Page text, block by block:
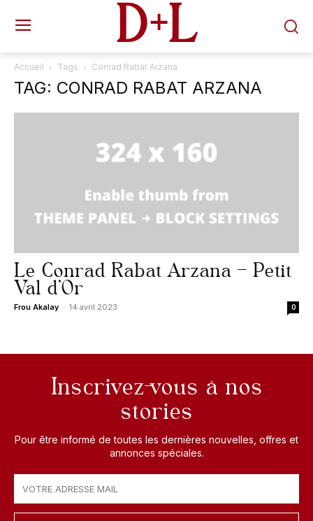
D+L
Accueil Tags Conrad Rabat Arzana
TAG: CONRAD RABAT ARZANA
Le Conrad Rabat Arzana – Petit
Val d’Or
Frou Akalay - 14 avril 2023 0
Inscrivez-vous à nos
stories
Pour être informé de toutes les dernières nouvelles, offres et
annonces spéciales.